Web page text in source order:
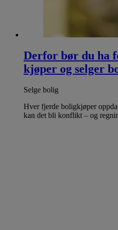
Derfor bør du ha
kjøper og selger
Selge bolig
Hver fjerde boligkjøper
kan det bli konflikt – og